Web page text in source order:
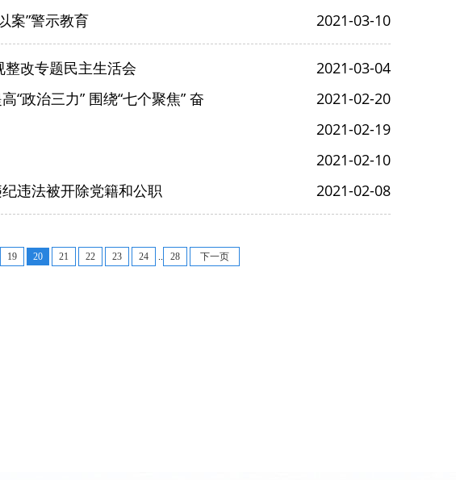
2021-03-10
案”警示教育
2021-03-04
改专题民主生活会
2021-02-20
“政治三力” 围绕“七个聚焦” 奋
2021-02-19
2021-02-10
2021-02-08
违法被开除党籍和公职
19 20 21 22 23 24 .. 28 下一页